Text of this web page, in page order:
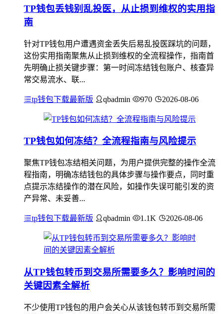
TP钱包丢钱别乱投医，从止损到维权的实用指
南
针对TP钱包用户遭遇资金丢失后易乱投医踩坑的问题，
这份实用指南聚焦从止损到维权的全流程操作，指南首
先明确止损关键步骤：第一时间冻结钱包账户、核查异
常交易流水、联...
tp钱包下载最新版 qbadmin 970 2026-08-06
TP钱包如何冻结？全流程指南与风险提示
聚焦TP钱包冻结相关问题，为用户提供完整的操作全流
程指南，明确冻结钱包的具体步骤与操作要点，同时重
点提示冻结操作的潜在风险，如操作失误可能引发的资
产异常、未妥善...
tp钱包下载最新版 qbadmin 1.1K 2026-08-06
从TP钱包转币到交易所需要多久？影响时间的
关键因素全解析
不少使用TP钱包的用户会关心从该钱包转币到交易所需